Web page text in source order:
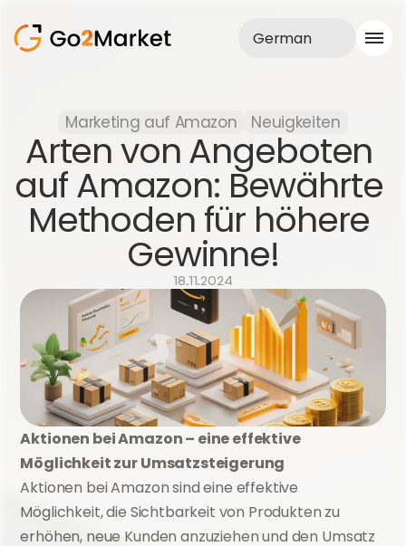
Realisationen
Fallstudie
Blog
Über uns
Dienstleistungen
German
Marketing auf Amazon Neuigkeiten
Arten von Angeboten
auf Amazon: Bewährte
Methoden für höhere
Gewinne!
18.11.2024
Aktionen bei Amazon – eine effektive
Möglichkeit zur Umsatzsteigerung
Aktionen bei Amazon sind eine effektive
Möglichkeit, die Sichtbarkeit von Produkten zu
erhöhen, neue Kunden anzuziehen und den Umsatz